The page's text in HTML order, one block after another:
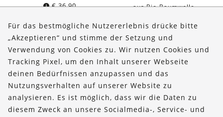
€36,90 aus Bio-Baumwolle
Über uns
Bestellungen
Kontakt & Hilfe
FOLLOW US
Für das bestmögliche Nutzererlebnis drücke bitte
„Akzeptieren“ und stimme der Setzung und
Verwendung von Cookies zu. Wir nutzen Cookies und
Tracking Pixel, um den Inhalt unserer Webseite
deinen Bedürfnissen anzupassen und das
Nutzungsverhalten auf unserer Website zu
analysieren. Es ist möglich, dass wir die Daten zu
diesem Zweck an unsere Socialmedia-, Service- und